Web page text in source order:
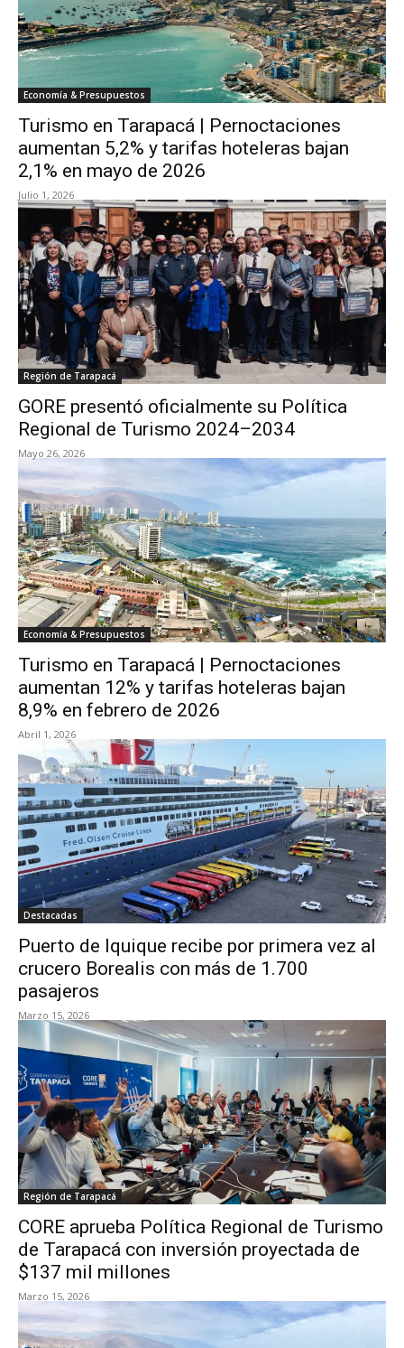
Economía & Presupuestos
Turismo en Tarapacá | Pernoctaciones
aumentan 5,2% y tarifas hoteleras bajan
2,1% en mayo de 2026
Julio 1, 2026
Región de Tarapacá
GORE presentó oficialmente su Política
Regional de Turismo 2024–2034
Mayo 26, 2026
Economía & Presupuestos
Turismo en Tarapacá | Pernoctaciones
aumentan 12% y tarifas hoteleras bajan
8,9% en febrero de 2026
Abril 1, 2026
Destacadas
Puerto de Iquique recibe por primera vez al
crucero Borealis con más de 1.700
pasajeros
Marzo 15, 2026
Región de Tarapacá
CORE aprueba Política Regional de Turismo
de Tarapacá con inversión proyectada de
$137 mil millones
Marzo 15, 2026